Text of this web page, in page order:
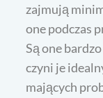
zajmują
one podczas
Są one
czyni je
mających